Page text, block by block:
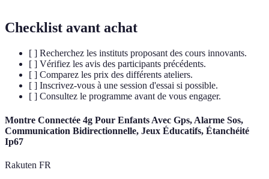
Checklist avant achat
[ ] Recherchez les instituts proposant des cours innovants.
[ ] Vérifiez les avis des participants précédents.
[ ] Comparez les prix des différents ateliers.
[ ] Inscrivez-vous à une session d'essai si possible.
[ ] Consultez le programme avant de vous engager.
Montre Connectée 4g Pour Enfants Avec Gps, Alarme Sos,
Communication Bidirectionnelle, Jeux Éducatifs, Étanchéité
Ip67
Rakuten FR